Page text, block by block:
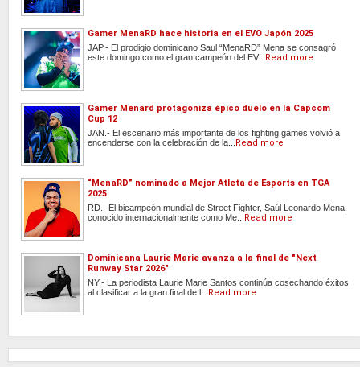
Gamer MenaRD hace historia en el EVO Japón 2025
JAP.- El prodigio dominicano Saul “MenaRD” Mena se consagró
este domingo como el gran campeón del EV...
Read more
Gamer Menard protagoniza épico duelo en la Capcom
Cup 12
JAN.- El escenario más importante de los fighting games volvió a
encenderse con la celebración de la...
Read more
“MenaRD” nominado a Mejor Atleta de Esports en TGA
2025
RD.- El bicampeón mundial de Street Fighter, Saúl Leonardo Mena,
conocido internacionalmente como Me...
Read more
Dominicana Laurie Marie avanza a la final de "Next
Runway Star 2026"
NY.- La periodista Laurie Marie Santos continúa cosechando éxitos
al clasificar a la gran final de l...
Read more